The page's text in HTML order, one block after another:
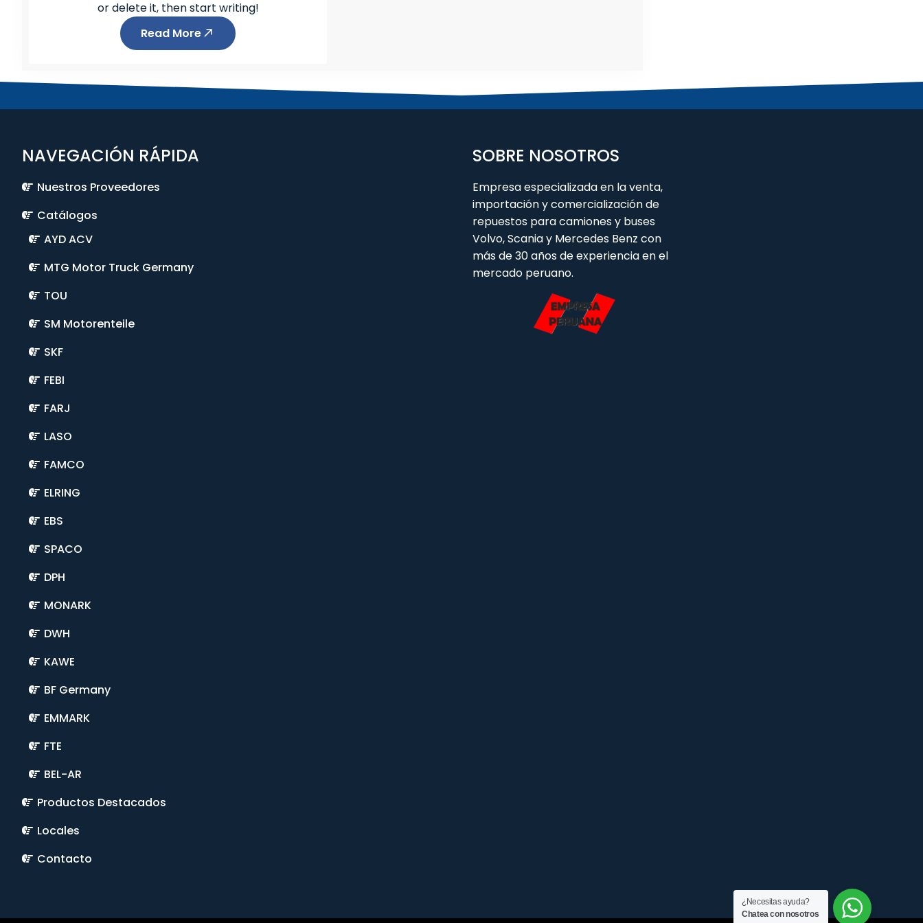
or delete it, then start writing!
Read More
NAVEGACIÓN RÁPIDA
Nuestros Proveedores
Catálogos
AYD ACV
MTG Motor Truck Germany
TOU
SM Motorenteile
SKF
FEBI
FARJ
LASO
FAMCO
ELRING
EBS
SPACO
DPH
MONARK
DWH
KAWE
BF Germany
EMMARK
FTE
BEL-AR
Productos Destacados
Locales
Contacto
SOBRE NOSOTROS
Empresa especializada en la venta,
importación y comercialización de
repuestos para camiones y buses
Volvo, Scania y Mercedes Benz con
más de 30 años de experiencia en el
mercado peruano.
¿Necesitas ayuda?
Chatea con nosotros